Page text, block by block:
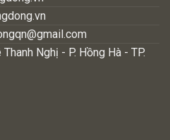
Nghị - P. Hồng Hà - TP.